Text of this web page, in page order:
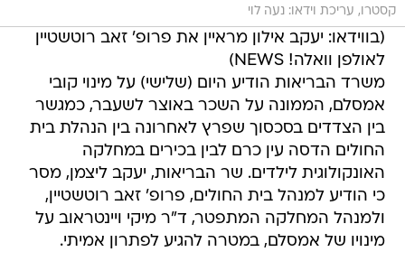
קסטרו, עריכת וידאו: נעה לוי
(בווידאו: יעקב אילון מראיין את פרופ' זאב רוטשטיין
לאולפן וואלה! NEWS)
משרד הבריאות הודיע היום (שלישי) על מינוי קובי
אמסלם, הממונה על השכר באוצר לשעבר, כמגשר
בין הצדדים בסכסוך שפרץ לאחרונה בין הנהלת בית
החולים הדסה עין כרם לבין בכירים במחלקה
האונקולוגית לילדים. שר הבריאות, יעקב ליצמן, מסר
כי הודיע למנהל בית החולים, פרופ' זאב רוטשטיין,
ולמנהל המחלקה המתפטר, ד"ר מיקי ויינטראוב על
מינויו של אמסלם, במטרה להגיע לפתרון אמיתי.